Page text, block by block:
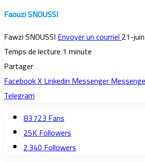
Faouzi SNOUSSI
Fawzi SNOUSSIEnvoyer un courriel21-
Temps de lecture 1 minute
Partager
FacebookXLinkedinMessenger
Telegram
83 723Fans
25KFollowers
2 340Followers